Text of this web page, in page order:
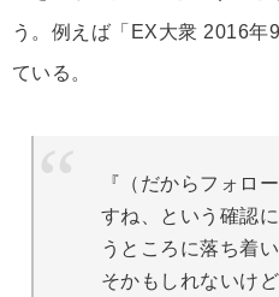
う。例えば「EX大衆 2016年
ている。
『（だからフォロ
すね、という確認
うところに落ち着
そかもしれないけ